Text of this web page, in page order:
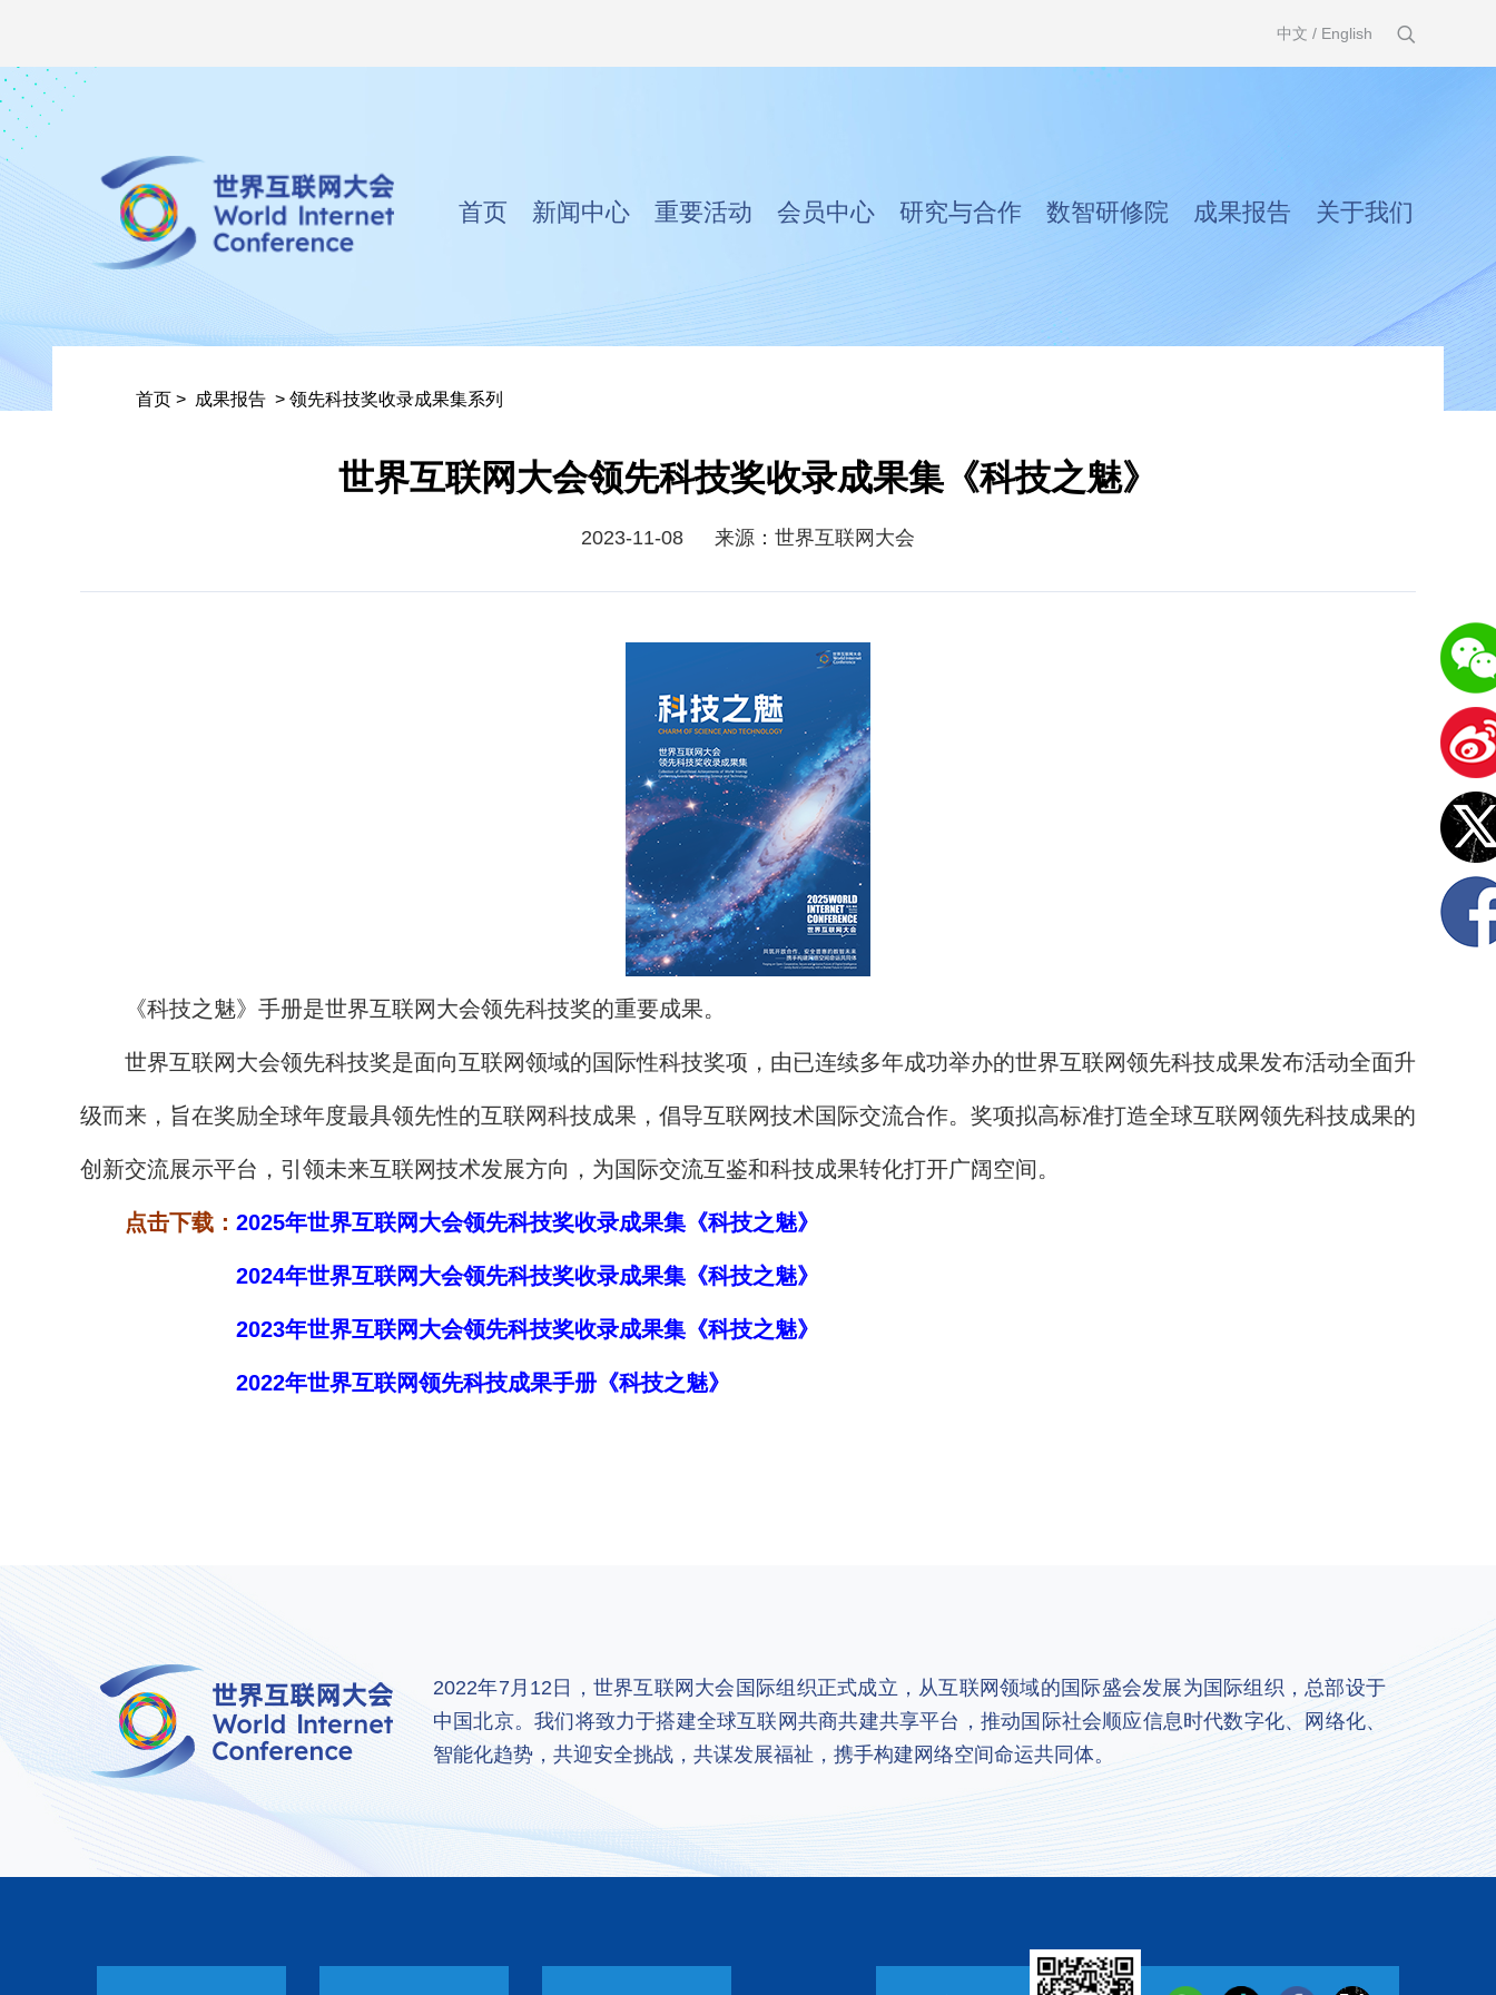
中文 / English
首页 新闻中心 重要活动 会员中心 研究与合作 数智研修院 成果报告 关于我们
首页 > 成果报告 > 领先科技奖收录成果集系列
世界互联网大会领先科技奖收录成果集《科技之魅》
2023-11-08 来源：世界互联网大会
《科技之魅》手册是世界互联网大会领先科技奖的重要成果。
世界互联网大会领先科技奖是面向互联网领域的国际性科技奖项，由已连续多年成功举办的世界互联网领先科技成果发布活动全面升
级而来，旨在奖励全球年度最具领先性的互联网科技成果，倡导互联网技术国际交流合作。奖项拟高标准打造全球互联网领先科技成果的
创新交流展示平台，引领未来互联网技术发展方向，为国际交流互鉴和科技成果转化打开广阔空间。
点击下载： 2025年世界互联网大会领先科技奖收录成果集《科技之魅》
2024年世界互联网大会领先科技奖收录成果集《科技之魅》
2023年世界互联网大会领先科技奖收录成果集《科技之魅》
2022年世界互联网领先科技成果手册《科技之魅》
2022年7月12日，世界互联网大会国际组织正式成立，从互联网领域的国际盛会发展为国际组织，总部设于
中国北京。我们将致力于搭建全球互联网共商共建共享平台，推动国际社会顺应信息时代数字化、网络化、
智能化趋势，共迎安全挑战，共谋发展福祉，携手构建网络空间命运共同体。